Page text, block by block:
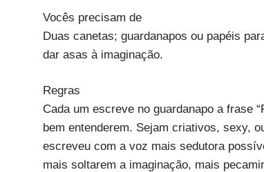
Vocês precisam de
Duas canetas; guardanapos ou papéis
dar asas à imaginação.
Regras
Cada um escreve no guardanapo a frase
bem entenderem. Sejam criativos, sexy,
escreveu com a voz mais sedutora
mais soltarem a imaginação, mais